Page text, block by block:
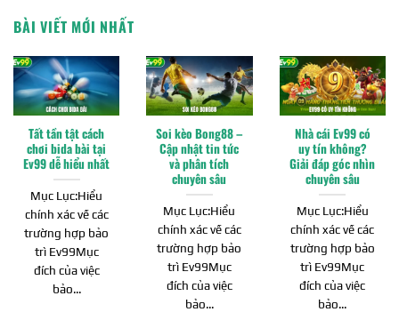
BÀI VIẾT MỚI NHẤT
Tất tần tật cách
chơi bida bài tại
Ev99 dễ hiểu nhất
Mục Lục:Hiểu
chính xác về các
trường hợp bảo
trì Ev99Mục
đích của việc
bảo...
Soi kèo Bong88 –
Cập nhật tin tức
và phân tích
chuyên sâu
Mục Lục:Hiểu
chính xác về các
trường hợp bảo
trì Ev99Mục
đích của việc
bảo...
Nhà cái Ev99 có
uy tín không?
Giải đáp góc nhìn
chuyên sâu
Mục Lục:Hiểu
chính xác về các
trường hợp bảo
trì Ev99Mục
đích của việc
bảo...